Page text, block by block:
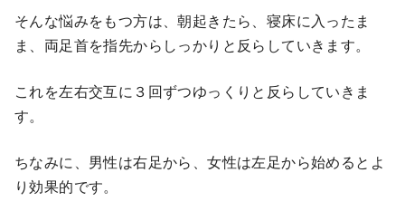
そんな悩みをもつ方は、朝起きたら、寝床に入ったま
ま、両足首を指先からしっかりと反らしていきます。
これを左右交互に３回ずつゆっくりと反らしていきま
す。
ちなみに、男性は右足から、女性は左足から始めるとよ
り効果的です。